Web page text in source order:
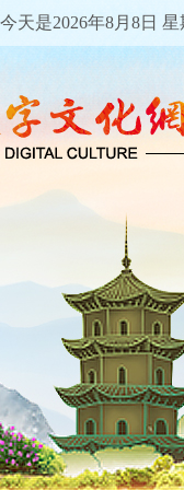
天是2026年8月8日